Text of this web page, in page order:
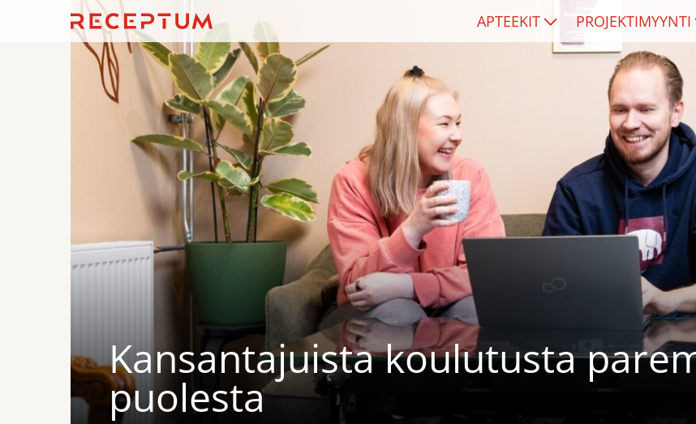
APTEEKIT PROJEKTIMYYNTI
Kansantajuista koulutusta
puolesta